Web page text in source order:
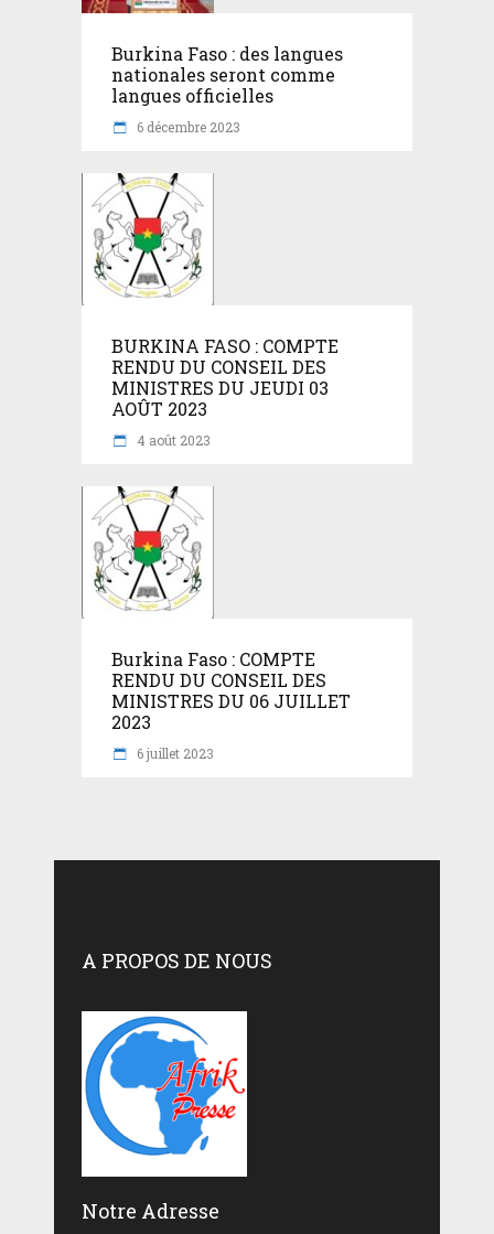
Burkina Faso : des langues
nationales seront comme
langues officielles
6 décembre 2023
BURKINA FASO : COMPTE
RENDU DU CONSEIL DES
MINISTRES DU JEUDI 03
AOÛT 2023
4 août 2023
Burkina Faso : COMPTE
RENDU DU CONSEIL DES
MINISTRES DU 06 JUILLET
2023
6 juillet 2023
A PROPOS DE NOUS
Notre Adresse